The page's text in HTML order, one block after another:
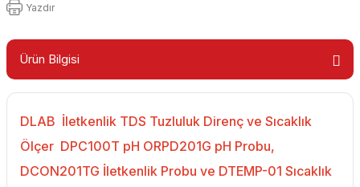
Yazdır
Ürün Bilgisi
DLAB İletkenlik TDS Tuzluluk Direnç ve Sıcaklık
Ölçer DPC100T pH ORPD201G pH Probu,
DCON201TG İletkenlik Probu ve DTEMP-01 Sıcaklık